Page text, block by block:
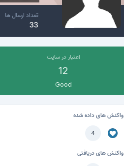
تعداد ارسال ها
33
اعتبار در سایت
12
Good
واکنش های داده شده
4
واکنش های دریافتی